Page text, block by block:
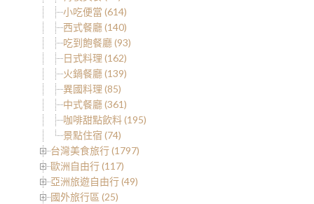
小吃便當 (614)
西式餐廳 (140)
吃到飽餐廳 (93)
日式料理 (162)
火鍋餐廳 (139)
異國料理 (85)
中式餐廳 (361)
咖啡甜點飲料 (195)
景點住宿 (74)
台灣美食旅行 (1797)
歐洲自由行 (117)
亞洲旅遊自由行 (49)
國外旅行區 (25)